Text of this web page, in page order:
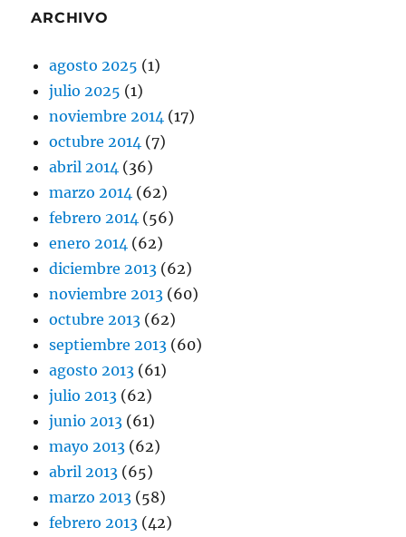
ARCHIVO
agosto 2025 (1)
julio 2025 (1)
noviembre 2014 (17)
octubre 2014 (7)
abril 2014 (36)
marzo 2014 (62)
febrero 2014 (56)
enero 2014 (62)
diciembre 2013 (62)
noviembre 2013 (60)
octubre 2013 (62)
septiembre 2013 (60)
agosto 2013 (61)
julio 2013 (62)
junio 2013 (61)
mayo 2013 (62)
abril 2013 (65)
marzo 2013 (58)
febrero 2013 (42)